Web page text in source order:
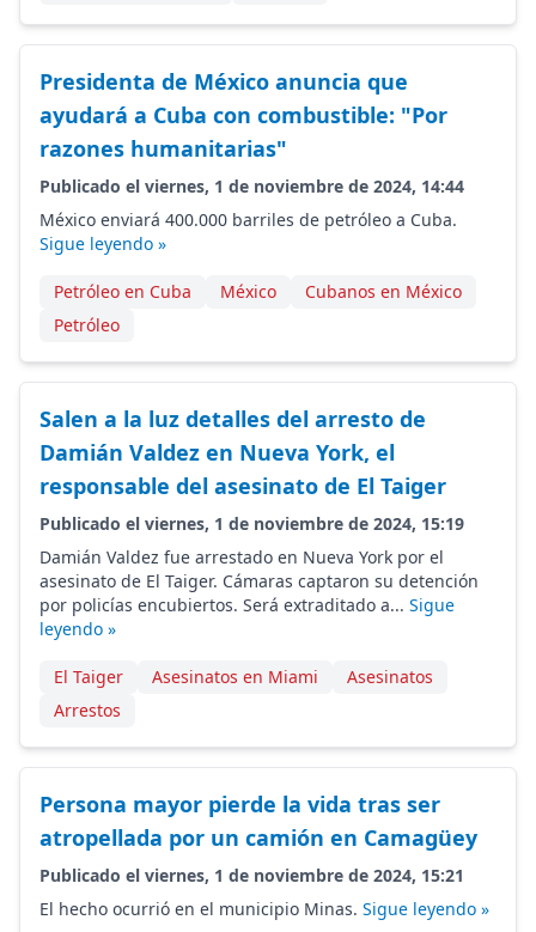
Presidenta de México anuncia que
ayudará a Cuba con combustible: "Por
razones humanitarias"
Publicado el viernes, 1 de noviembre de 2024, 14:44
México enviará 400.000 barriles de petróleo a Cuba.
Sigue leyendo »
Petróleo en Cuba México
Cubanos en México
Petróleo
Salen a la luz detalles del arresto de
Damián Valdez en Nueva York, el
responsable del asesinato de El Taiger
Publicado el viernes, 1 de noviembre de 2024, 15:19
Damián Valdez fue arrestado en Nueva York por el
asesinato de El Taiger. Cámaras captaron su detención
por policías encubiertos. Será extraditado a... Sigue
leyendo »
El Taiger Asesinatos en Miami
Asesinatos
Arrestos
Persona mayor pierde la vida tras ser
atropellada por un camión en Camagüey
Publicado el viernes, 1 de noviembre de 2024, 15:21
El hecho ocurrió en el municipio Minas. Sigue leyendo »